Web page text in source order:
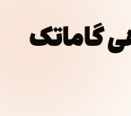
گاماتک